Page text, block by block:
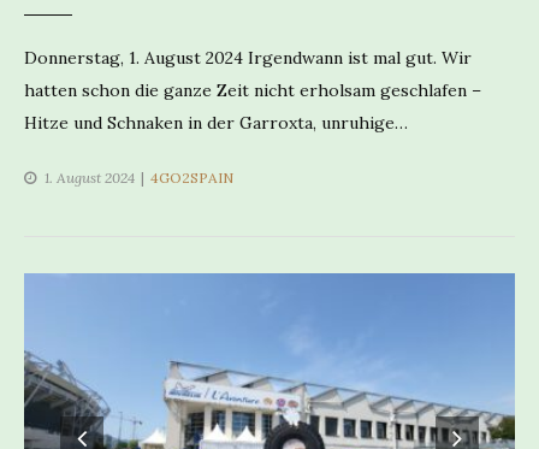
Donnerstag, 1. August 2024 Irgendwann ist mal gut. Wir
hatten schon die ganze Zeit nicht erholsam geschlafen –
Hitze und Schnaken in der Garroxta, unruhige…
1. August 2024 CATEGORIES
4GO2SPAIN